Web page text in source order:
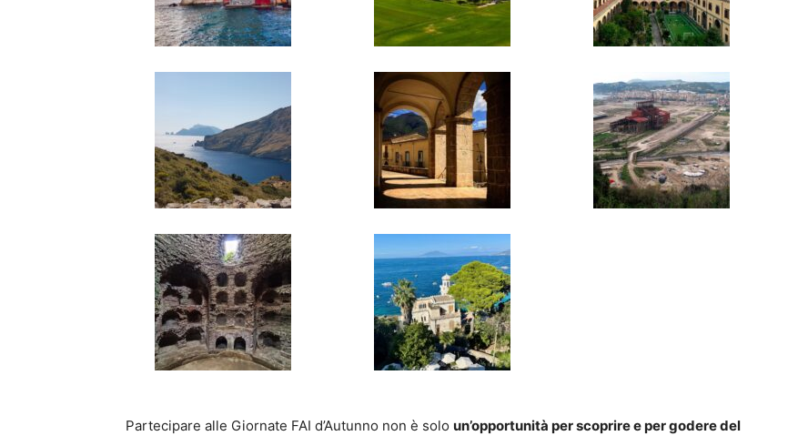
Partecipare alle Giornate FAI d’Autunno non è solo un’opportunità per scoprire e per godere del